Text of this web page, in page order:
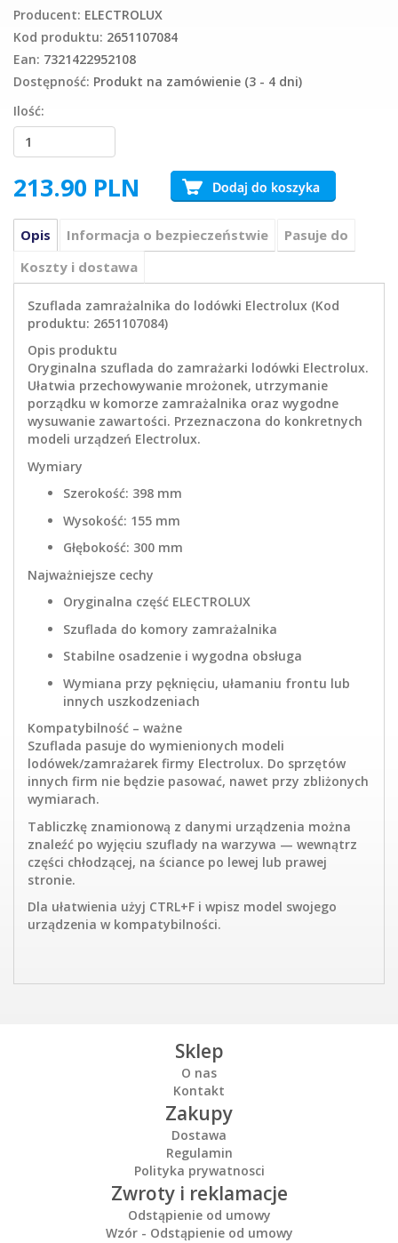
Producent: ELECTROLUX
Kod produktu: 2651107084
Ean: 7321422952108
Dostępność: Produkt na zamówienie (3 - 4 dni)
Ilość:
213.90 PLN
Opis Informacja o bezpieczeństwie
Pasuje do
Koszty i dostawa
Szuflada zamrażalnika do lodówki Electrolux (Kod
produktu: 2651107084)
Opis produktu
Oryginalna szuflada do zamrażarki lodówki Electrolux.
Ułatwia przechowywanie mrożonek, utrzymanie
porządku w komorze zamrażalnika oraz wygodne
wysuwanie zawartości. Przeznaczona do konkretnych
modeli urządzeń Electrolux.
Wymiary
Szerokość: 398 mm
Wysokość: 155 mm
Głębokość: 300 mm
Najważniejsze cechy
Oryginalna część ELECTROLUX
Szuflada do komory zamrażalnika
Stabilne osadzenie i wygodna obsługa
Wymiana przy pęknięciu, ułamaniu frontu lub
innych uszkodzeniach
Kompatybilność – ważne
Szuflada pasuje do wymienionych modeli
lodówek/zamrażarek firmy Electrolux. Do sprzętów
innych firm nie będzie pasować, nawet przy zbliżonych
wymiarach.
Tabliczkę znamionową z danymi urządzenia można
znaleźć po wyjęciu szuflady na warzywa — wewnątrz
części chłodzącej, na ściance po lewej lub prawej
stronie.
Dla ułatwienia użyj CTRL+F i wpisz model swojego
urządzenia w kompatybilności.
Sklep
O nas
Kontakt
Zakupy
Dostawa
Regulamin
Polityka prywatnosci
Zwroty i reklamacje
Odstąpienie od umowy
Wzór - Odstąpienie od umowy